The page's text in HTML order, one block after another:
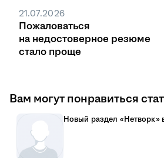
21.07.2026
Пожаловаться
на недостоверное резюме
стало проще
Вам могут понравиться
Новый раздел «Нетворк»